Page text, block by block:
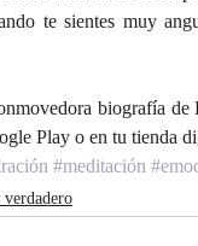
te sientes muy
biografía
Play o en tu tienda
#meditación